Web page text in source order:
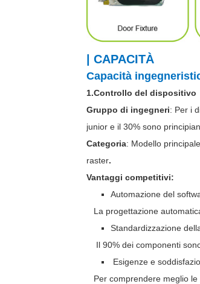
| CAPACITÀ
Capacità
1.Controllo del dispositivo
Gruppo di ingegneri: Per i
junior e il 30% sono
Categoria: Modello
raster.
Vantaggi competitivi:
Automazione del
La progettazione
Standardizzazione
Il 90% dei componenti
Esigenze e
Per comprendere meglio le